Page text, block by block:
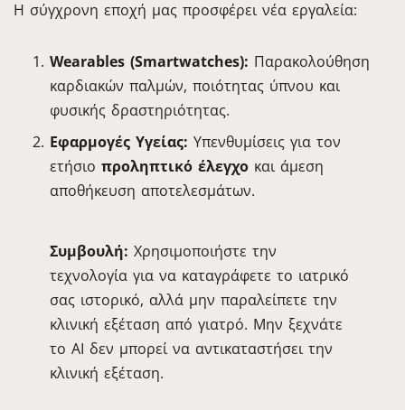
Η σύγχρονη εποχή μας προσφέρει νέα εργαλεία:
Wearables (Smartwatches): Παρακολούθηση
καρδιακών παλμών, ποιότητας ύπνου και
φυσικής δραστηριότητας.
Εφαρμογές Υγείας: Υπενθυμίσεις για τον
ετήσιο προληπτικό έλεγχο και άμεση
αποθήκευση αποτελεσμάτων.
Συμβουλή: Χρησιμοποιήστε την
τεχνολογία για να καταγράφετε το ιατρικό
σας ιστορικό, αλλά μην παραλείπετε την
κλινική εξέταση από γιατρό. Μην ξεχνάτε
το ΑΙ δεν μπορεί να αντικαταστήσει την
κλινική εξέταση.